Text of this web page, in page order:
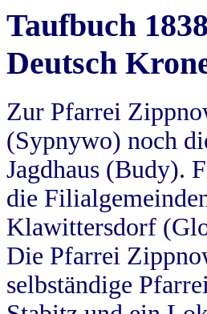
Taufbuch
Deutsch
Zur Pfarrei
(Sypnywo) noch
Jagdhaus (Budy).
die
Klawittersdorf
Die Pfarrei
selbständige